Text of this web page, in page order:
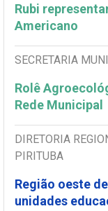
Rubi
Americano
SECRETARIA
Rolê
Rede Municipal
DIRETORIA
PIRITUBA
Região oeste
unidades